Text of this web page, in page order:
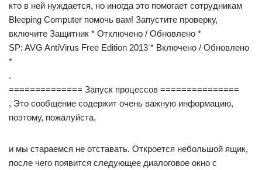
кто в ней нуждается, но иногда это помогает сотрудникам
Bleeping Computer помочь вам! Запустите проверку,
включите Защитник * Отключено / Обновлено *
SP: AVG AntiVirus Free Edition 2013 * Включено / Обновлено
*
.
============== Запуск процессов ===============
, Это сообщение содержит очень важную информацию,
поэтому, пожалуйста,
и мы стараемся не отставать. Откроется небольшой ящик,
после чего появится следующее диалоговое окно с